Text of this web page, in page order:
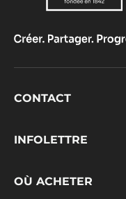
Footer
CONTACT
INFOLETTRE
OÙ ACHETER